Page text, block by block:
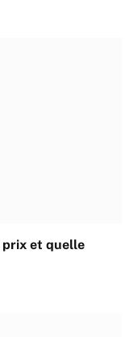
prix et quelle